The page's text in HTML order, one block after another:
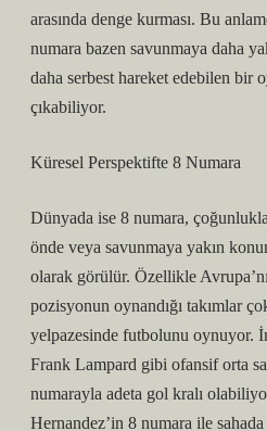
arasında denge kurması. Bu
numara bazen savunmaya daha
daha serbest hareket edebilen bir
çıkabiliyor.
Küresel Perspektifte 8 Numara
Dünyada ise 8 numara,
önde veya savunmaya yakın
olarak görülür. Özellikle
pozisyonun oynandığı takımlar
yelpazesinde futbolunu oynuyor.
Frank Lampard gibi ofansif orta
numarayla adeta gol kralı
Hernandez’in 8 numara ile